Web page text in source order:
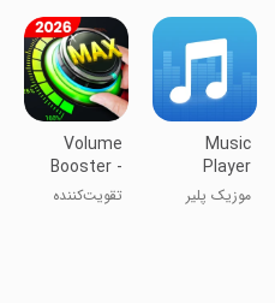
Music
Player
موزیک پلیر
Volume
Booster -
Sound
Speaker
تقویت‌کننده